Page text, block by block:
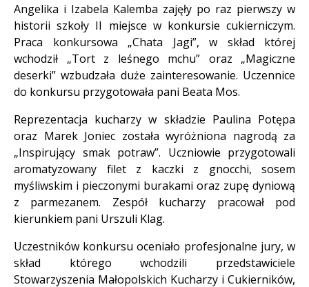
Angelika i Izabela Kalemba zajęły po raz pierwszy w
historii szkoły II miejsce w konkursie cukierniczym.
Praca konkursowa „Chata Jagi”, w skład której
wchodził „Tort z leśnego mchu” oraz „Magiczne
deserki” wzbudzała duże zainteresowanie. Uczennice
do konkursu przygotowała pani Beata Mos.
Reprezentacja kucharzy w składzie Paulina Potępa
oraz Marek Joniec została wyróżniona nagrodą za
„Inspirujący smak potraw”. Uczniowie przygotowali
aromatyzowany filet z kaczki z gnocchi, sosem
myśliwskim i pieczonymi burakami oraz zupę dyniową
z parmezanem. Zespół kucharzy pracował pod
kierunkiem pani Urszuli Klag.
Uczestników konkursu oceniało profesjonalne jury, w
skład którego wchodzili przedstawiciele
Stowarzyszenia Małopolskich Kucharzy i Cukierników,